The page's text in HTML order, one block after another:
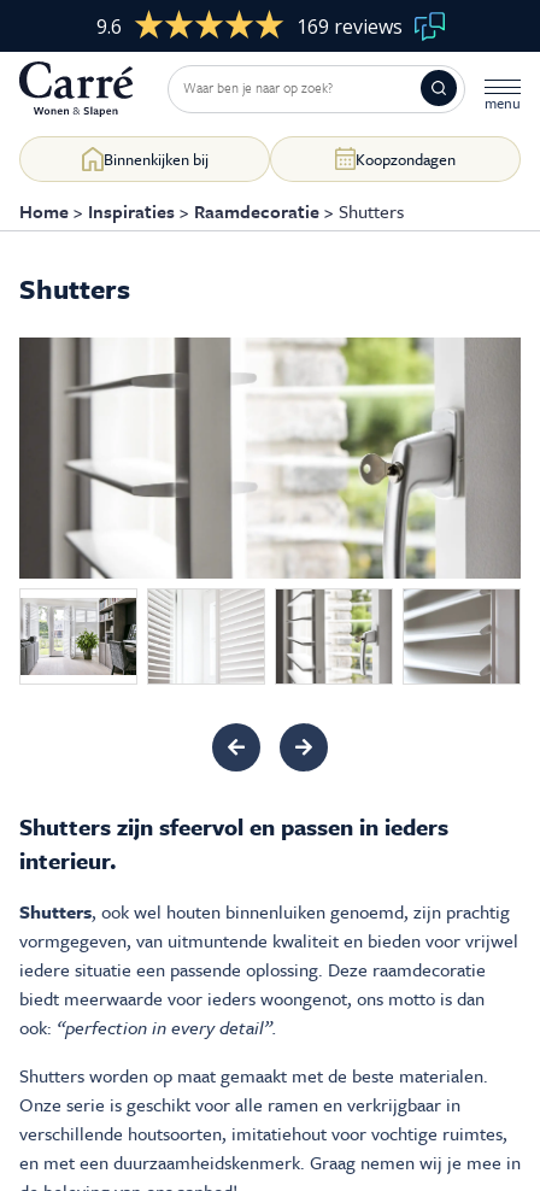
9.6 169 reviews
Skip
Woonkamer
Kasten op maat
Raamdecoratie
Inspiratie & Advies
Sale & Acties
Binnenkijken bij Koopzondagen
Home> Inspiraties> Raamdecoratie> Shutters
Shutters
Shutters zijn sfeervol en passen in ieders
interieur.
Shutters, ook wel houten binnenluiken genoemd, zijn prachtig
vormgegeven, van uitmuntende kwaliteit en bieden voor vrijwel
iedere situatie een passende oplossing. Deze raamdecoratie
biedt meerwaarde voor ieders woongenot, ons motto is dan
ook: “perfection in every detail”.
Shutters worden op maat gemaakt met de beste materialen.
Onze serie is geschikt voor alle ramen en verkrijgbaar in
verschillende houtsoorten, imitatiehout voor vochtige ruimtes,
en met een duurzaamheidskenmerk. Graag nemen wij je mee in